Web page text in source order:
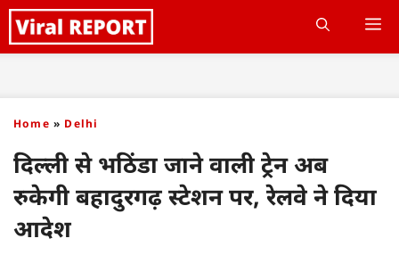
Skip
to
Home » Delhi
दिल्ली से भठिंडा जाने वाली ट्रेन अब
रुकेगी बहादुरगढ़ स्टेशन पर, रेलवे ने दिया
आदेश